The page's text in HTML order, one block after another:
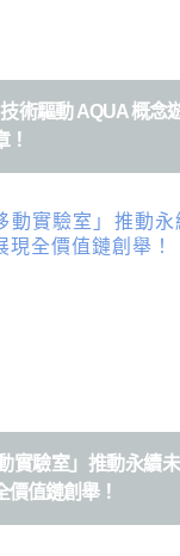
術驅動 AQUA 概念
！
實驗室」推動永續
價值鏈創舉！